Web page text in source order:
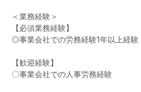
＜業務経験＞
【必須業務経験】
◎事業会社での労務経験1年以上経験
【歓迎経験】
〇事業会社での人事労務経験